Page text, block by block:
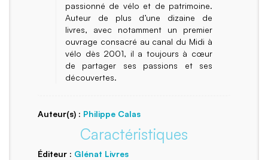
passionné de vélo et de patrimoine.
Auteur de plus d’une dizaine de
livres, avec notamment un premier
ouvrage consacré au canal du Midi à
vélo dès 2001, il a toujours à cœur
de partager ses passions et ses
découvertes.
Auteur(s) : Philippe Calas
Caractéristiques
Éditeur : Glénat Livres